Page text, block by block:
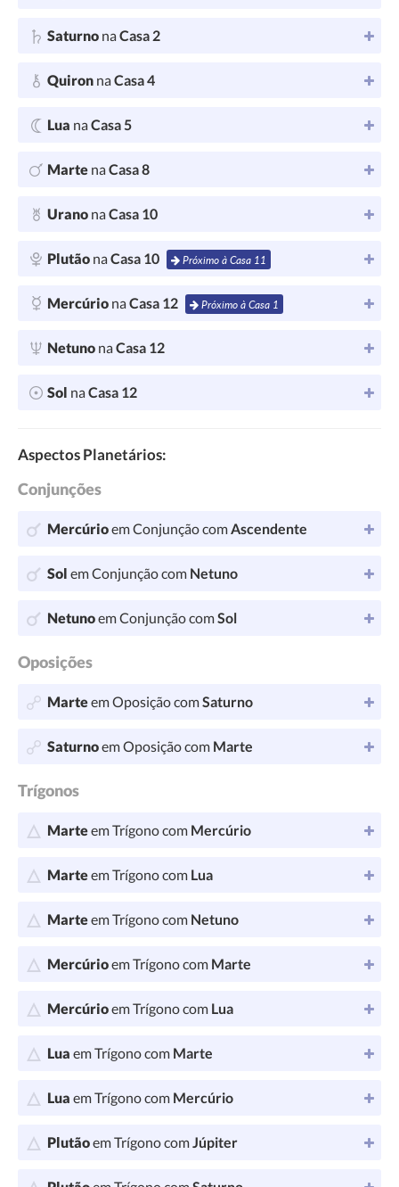
Saturno naCasa 2
Quiron naCasa 4
Lua naCasa 5
Marte naCasa 8
Urano naCasa 10
Plutão naCasa 10 Próximo à Casa 11
Mercúrio naCasa 12 Próximo à Casa 1
Netuno naCasa 12
Sol naCasa 12
Aspectos Planetários:
Conjunções
Mercúrioem Conjunção comAscendente
Sol em Conjunção com Netuno
Netunoem Conjunção comSol
Oposições
Marteem Oposição comSaturno
Saturnoem Oposição com Marte
Trígonos
Marteem Trígono com Mercúrio
Marteem Trígono com Lua
Marteem Trígono com Netuno
Mercúrioem Trígono com Marte
Mercúrioem Trígono com Lua
Lua em Trígono com Marte
Lua em Trígono com Mercúrio
Plutãoem Trígono comJúpiter